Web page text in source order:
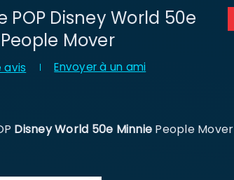
POP Disney World 50e
Mover
avis Envoyer à un ami
Disney World 50e Minnie People Mover